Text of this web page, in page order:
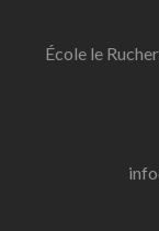
École le